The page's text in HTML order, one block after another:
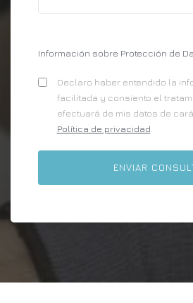
Información sobre Protección de
Declaro haber entendido la
facilitada y consiento el
efectuará de mis datos de
Política de privacidad